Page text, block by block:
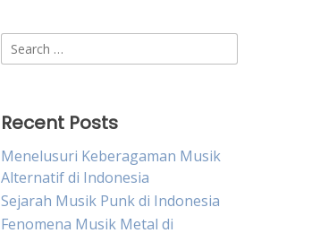
Search
for:
Recent Posts
Menelusuri Keberagaman Musik
Alternatif di Indonesia
Sejarah Musik Punk di Indonesia
Fenomena Musik Metal di